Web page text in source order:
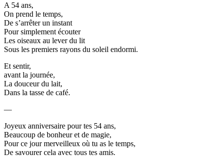
A 54 ans,
On prend le temps,
De s’arrêter un instant
Pour simplement écouter
Les oiseaux au lever du lit
Sous les premiers rayons du soleil endormi.
Et sentir,
avant la journée,
La douceur du lait,
Dans la tasse de café.
—
Joyeux anniversaire pour tes 54 ans,
Beaucoup de bonheur et de magie,
Pour ce jour merveilleux où tu as le temps,
De savourer cela avec tous tes amis.